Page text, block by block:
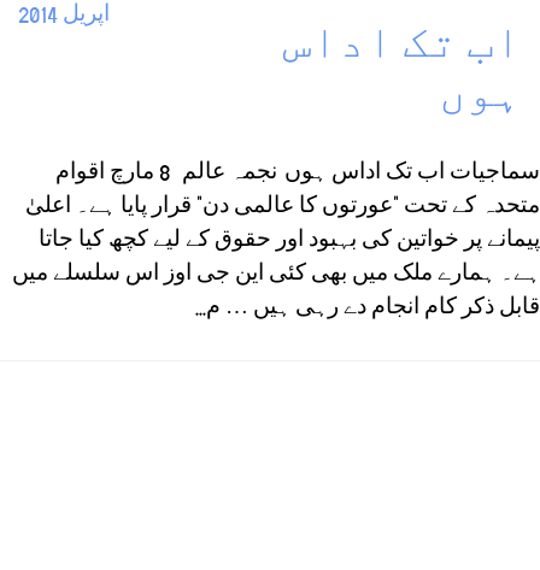
اپریل 2014
اب تک اداس
ہوں
سماجیات اب تک اداس ہوں نجمہ عالم 8 مارچ اقوام
متحدہ کے تحت ”عورتوں کا عالمی دن“ قرار پایا ہے۔ اعلیٰ
پیمانے پر خواتین کی بہبود اور حقوق کے لیے کچھ کیا جاتا
ہے۔ ہمارے ملک میں بھی کئی این جی اوز اس سلسلے میں
قابل ذکر کام انجام دے رہی ہیں … م...